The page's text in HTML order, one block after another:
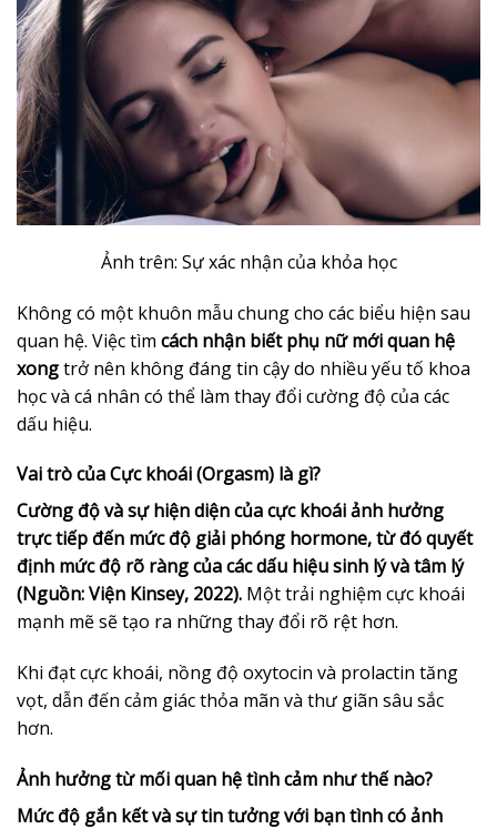
Ảnh trên: Sự xác nhận của khỏa học
Không có một khuôn mẫu chung cho các biểu hiện sau
quan hệ. Việc tìm cách nhận biết phụ nữ mới quan hệ
xongtrở nên không đáng tin cậy do nhiều yếu tố khoa
học và cá nhân có thể làm thay đổi cường độ của các
dấu hiệu.
Vai trò của Cực khoái (Orgasm) là gì?
Cường độ và sự hiện diện của cực khoái ảnh hưởng
trực tiếp đến mức độ giải phóng hormone, từ đó quyết
định mức độ rõ ràng của các dấu hiệu sinh lý và tâm lý
(Nguồn: Viện Kinsey, 2022). Một trải nghiệm cực khoái
mạnh mẽ sẽ tạo ra những thay đổi rõ rệt hơn.
Khi đạt cực khoái, nồng độ oxytocin và prolactin tăng
vọt, dẫn đến cảm giác thỏa mãn và thư giãn sâu sắc
hơn.
Ảnh hưởng từ mối quan hệ tình cảm như thế nào?
Mức độ gắn kết và sự tin tưởng với bạn tình có ảnh